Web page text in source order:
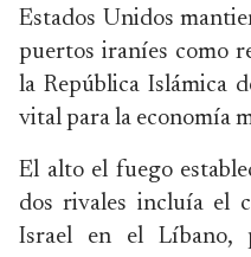
Estados Unidos
puertos iraníes como
la República Islámica
vital para la economía
El alto el fuego
dos rivales incluía el
Israel en el Líbano,